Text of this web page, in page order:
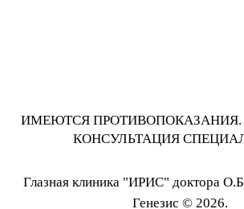
ИМЕЮТСЯ
КОНСУЛЬТАЦИЯ
Глазная клиника "ИРИС" доктора
Генезис © 2026.